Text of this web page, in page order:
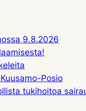
9.8.2026
Posio
tukihoitoa